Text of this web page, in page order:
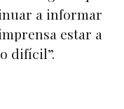
a informar
estar a
difícil”.